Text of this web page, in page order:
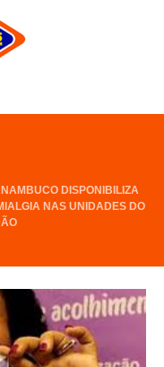
DISPONIBILIZA
NAS UNIDADES DO